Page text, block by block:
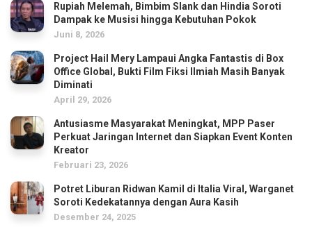
Rupiah Melemah, Bimbim Slank dan Hindia Soroti
Dampak ke Musisi hingga Kebutuhan Pokok
Juni 8, 2026
Project Hail Mery Lampaui Angka Fantastis di Box
Office Global, Bukti Film Fiksi Ilmiah Masih Banyak
Diminati
April 29, 2026
Antusiasme Masyarakat Meningkat, MPP Paser
Perkuat Jaringan Internet dan Siapkan Event Konten
Kreator
Februari 23, 2026
Potret Liburan Ridwan Kamil di Italia Viral, Warganet
Soroti Kedekatannya dengan Aura Kasih
Desember 24, 2025